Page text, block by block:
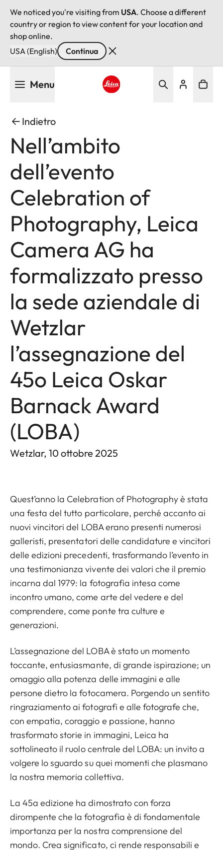
We noticed you're visiting from USA. Choose a different
country or region to view content for your location and
shop online.
USA (English)
Continua
Menu
Indietro
Nell’ambito
dell’evento
Celebration of
Photography, Leica
Camera AG ha
formalizzato presso
la sede aziendale di
Wetzlar
l’assegnazione del
45o Leica Oskar
Barnack Award
(LOBA)
Wetzlar, 10 ottobre 2025
Quest’anno la Celebration of Photography è stata
una festa del tutto particolare, perché accanto ai
nuovi vincitori del LOBA erano presenti numerosi
galleristi, presentatori delle candidature e vincitori
delle edizioni precedenti, trasformando l’evento in
una testimonianza vivente dei valori che il premio
incarna dal 1979: la fotografia intesa come
incontro umano, come arte del vedere e del
comprendere, come ponte tra culture e
generazioni.
L’assegnazione del LOBA è stato un momento
toccante, entusiasmante, di grande ispirazione; un
omaggio alla potenza delle immagini e alle
persone dietro la fotocamera. Porgendo un sentito
ringraziamento ai fotografi e alle fotografe che,
con empatia, coraggio e passione, hanno
trasformato storie in immagini, Leica ha
sottolineato il ruolo centrale del LOBA: un invito a
volgere lo sguardo su quei momenti che plasmano
la nostra memoria collettiva.
La 45a edizione ha dimostrato con forza
dirompente che la fotografia è di fondamentale
importanza per la nostra comprensione del
mondo. Crea significato, ci rende responsabili e